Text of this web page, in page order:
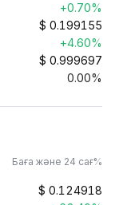
+0.70%
$ 0.199155
+4.60%
$ 0.999697
0.00%
Баға және 24 сағ%
$ 0.124918